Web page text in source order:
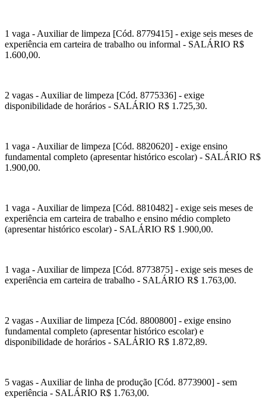
1 vaga - Auxiliar de limpeza [Cód. 8779415] - exige seis meses de
experiência em carteira de trabalho ou informal - SALÁRIO R$
1.600,00.
2 vagas - Auxiliar de limpeza [Cód. 8775336] - exige
disponibilidade de horários - SALÁRIO R$ 1.725,30.
1 vaga - Auxiliar de limpeza [Cód. 8820620] - exige ensino
fundamental completo (apresentar histórico escolar) - SALÁRIO R$
1.900,00.
1 vaga - Auxiliar de limpeza [Cód. 8810482] - exige seis meses de
experiência em carteira de trabalho e ensino médio completo
(apresentar histórico escolar) - SALÁRIO R$ 1.900,00.
1 vaga - Auxiliar de limpeza [Cód. 8773875] - exige seis meses de
experiência em carteira de trabalho - SALÁRIO R$ 1.763,00.
2 vagas - Auxiliar de limpeza [Cód. 8800800] - exige ensino
fundamental completo (apresentar histórico escolar) e
disponibilidade de horários - SALÁRIO R$ 1.872,89.
5 vagas - Auxiliar de linha de produção [Cód. 8773900] - sem
experiência - SALÁRIO R$ 1.763,00.